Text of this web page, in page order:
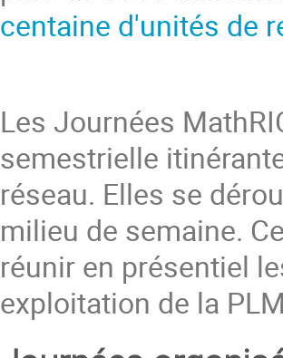
centaine d'unités de
Les Journées
semestrielle
réseau. Elles se
milieu de semaine.
réunir en présentiel
exploitation de la